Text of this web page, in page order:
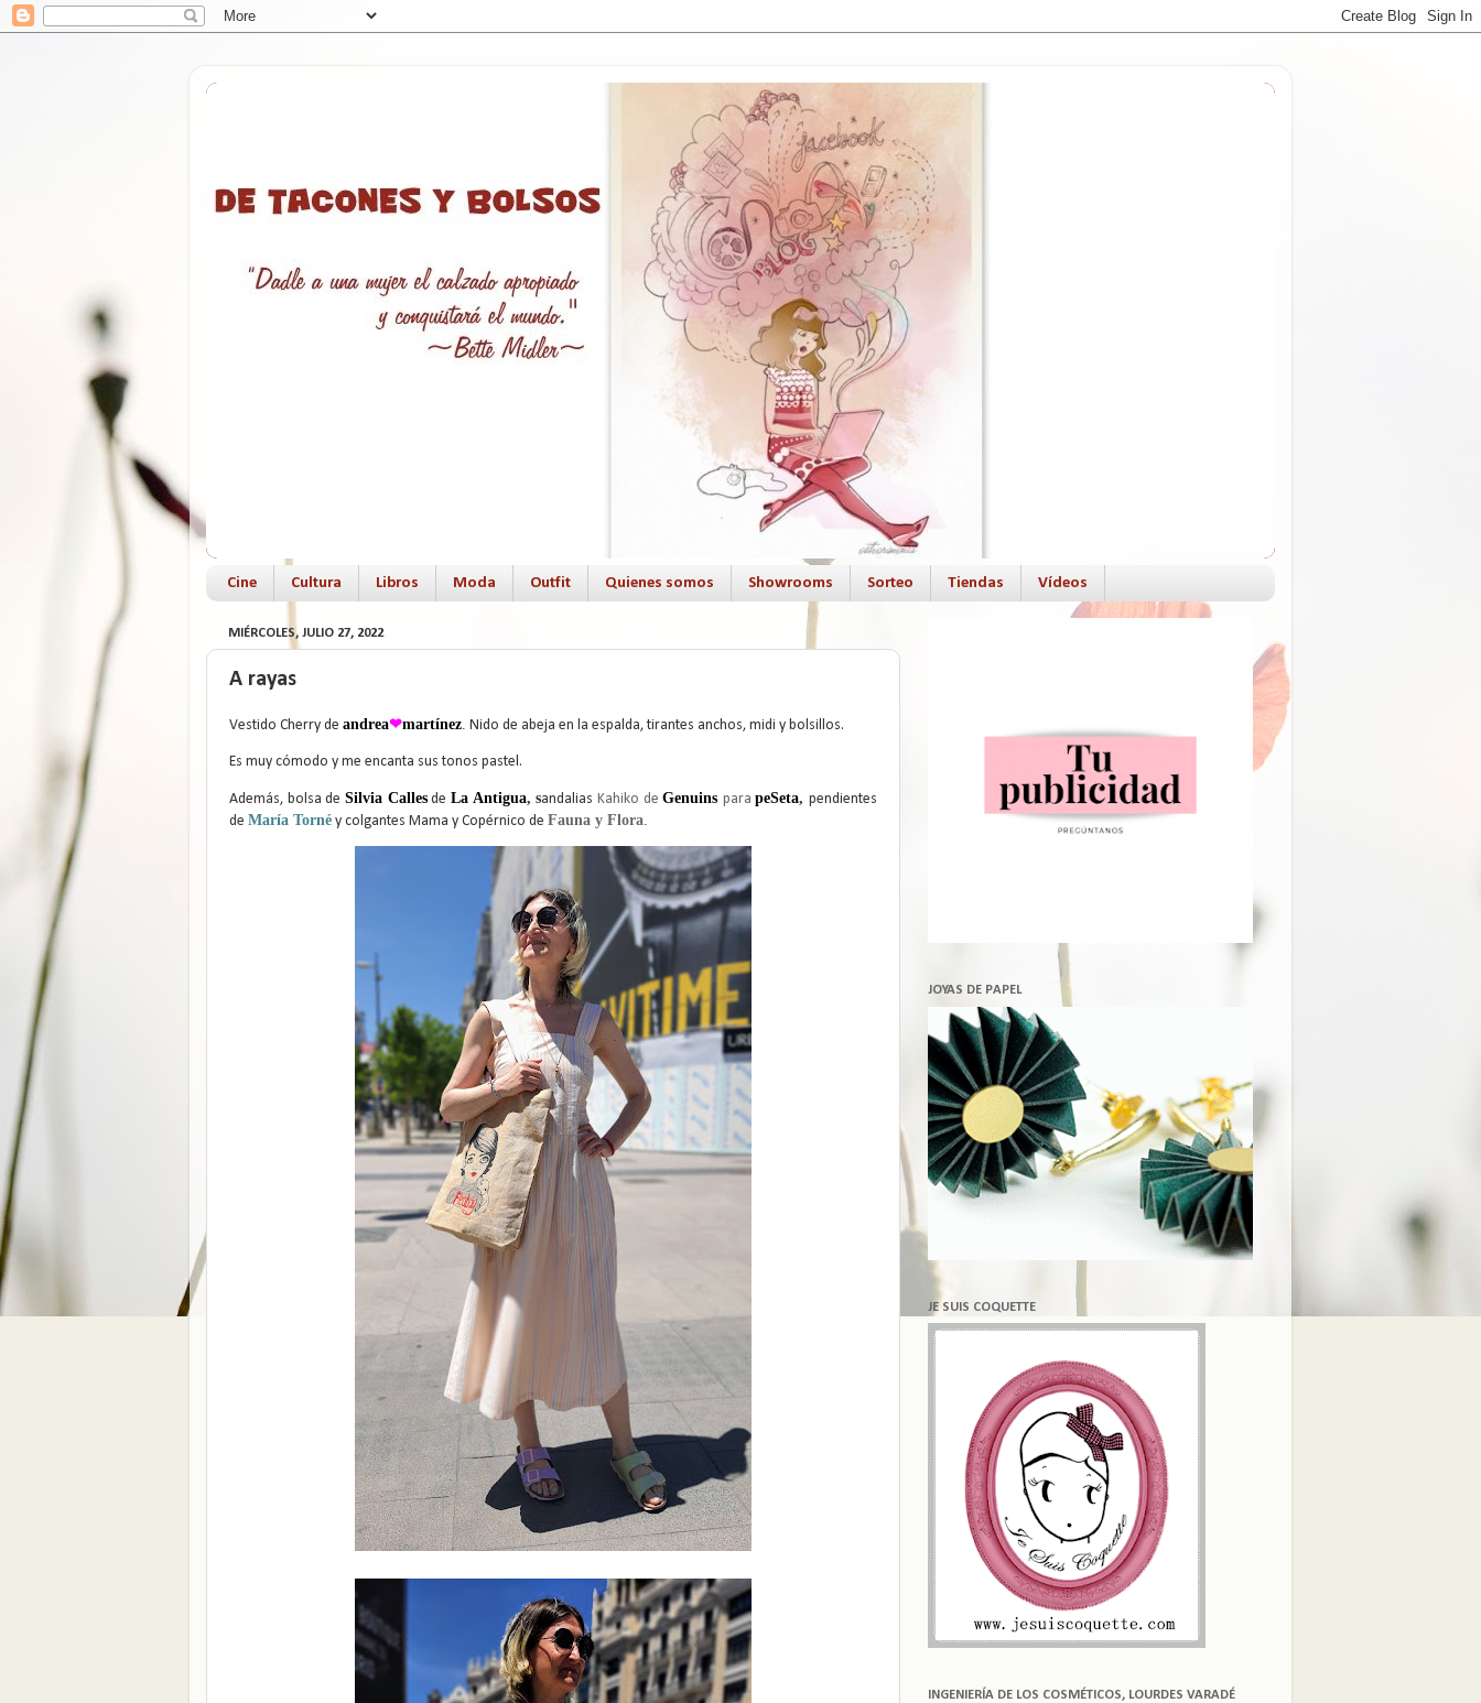
Cine Cultura Libros Moda Outfit Quienes somos Showrooms Sorteo Tiendas Vídeos
MIÉRCOLES, JULIO 27, 2022
A rayas
Vestido Cherry de andrea❤martínez Nido de abeja en la espalda, tirantes anchos, midi y bolsillos.
Es muy cómodo y me encanta sus tonos pastel.
Además, bolsa de Silvia Callesde La Antigua, sandalias Kahiko deGenuins parapeSeta,pendientes
de María Torné y colgantes Mama y Copérnico de Fauna y Flora
JOYAS DE PAPEL
JE SUIS COQUETTE
INGENIERÍA DE LOS COSMÉTICOS, LOURDES VARADÉ